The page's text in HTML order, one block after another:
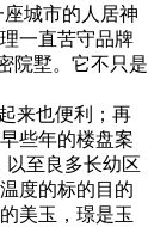
城市的人居神
一直苦守品牌
院墅。它不只是
来也便利；再
些年的楼盘案
以至良多长幼区
度的标的目的
美玉，璟是玉